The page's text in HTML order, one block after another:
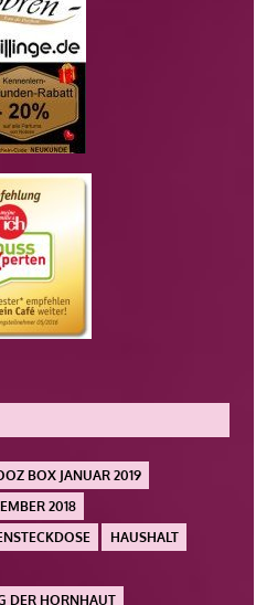
BOX JANUAR 2019
2018
HAUSHALT
DER HORNHAUT